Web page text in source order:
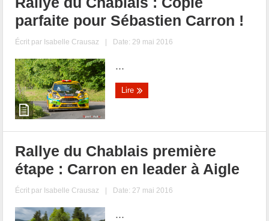
parfaite pour Sébastien Carron !
Écrit par Isabelle Crausaz | Date: 29 mai 2016
...
Lire
Rallye du Chablais première
étape : Carron en leader à Aigle
Écrit par Isabelle Crausaz | Date: 27 mai 2016
...